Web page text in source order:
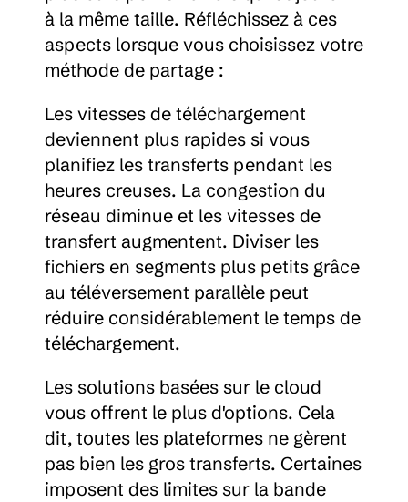
à la même taille. Réfléchissez à ces
aspects lorsque vous choisissez votre
méthode de partage :
Les vitesses de téléchargement
deviennent plus rapides si vous
planifiez les transferts pendant les
heures creuses. La congestion du
réseau diminue et les vitesses de
transfert augmentent. Diviser les
fichiers en segments plus petits grâce
au téléversement parallèle peut
réduire considérablement le temps de
téléchargement.
Les solutions basées sur le cloud
vous offrent le plus d'options. Cela
dit, toutes les plateformes ne gèrent
pas bien les gros transferts. Certaines
imposent des limites sur la bande